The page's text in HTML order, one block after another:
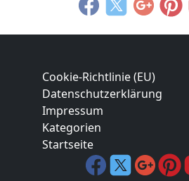
Cookie-Richtlinie (EU)
Datenschutzerklärung
Impressum
Kategorien
Startseite